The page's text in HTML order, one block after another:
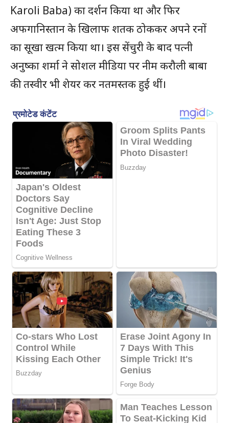
Karoli Baba) का दर्शन किया था और फिर
अफगानिस्तान के खिलाफ शतक ठोककर अपने रनों
का सूखा खत्म किया था। इस सेंचुरी के बाद पत्नी
अनुष्का शर्मा ने सोशल मीडिया पर नीम करौली बाबा
की तस्वीर भी शेयर कर नतमस्तक हुई थीं।